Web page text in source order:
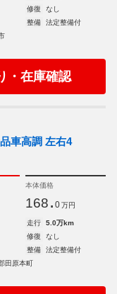
修復
なし
整備
法定整備付
・在庫確認
車高調 左右4
本体価格
168. 0 万円
走行
5.0万km
修復
なし
整備
法定整備付
田原本町